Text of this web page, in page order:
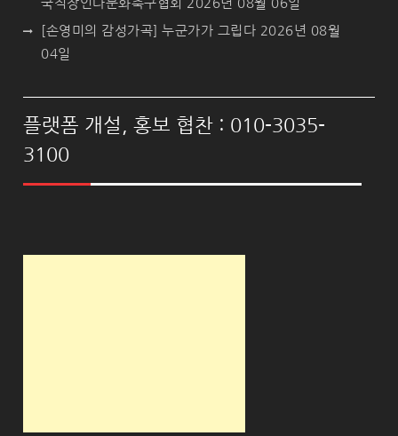
국직장인다문화축구협회 2026년 08월 06일
[손영미의 감성가곡] 누군가가 그립다 2026년 08월
04일
플랫폼 개설, 홍보 협찬 : 010-3035-
3100